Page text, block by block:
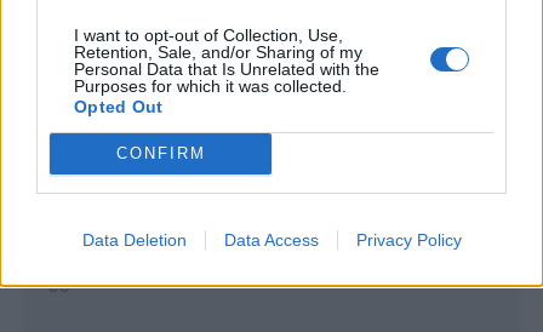
I want to opt-out of Collection, Use,
Retention, Sale, and/or Sharing of my
Personal Data that Is Unrelated with the
Purposes for which it was collected.
Opted Out
CONFIRM
Data Deletion Data Access Privacy Policy
Andamento FantaValore di Mercato
48
53